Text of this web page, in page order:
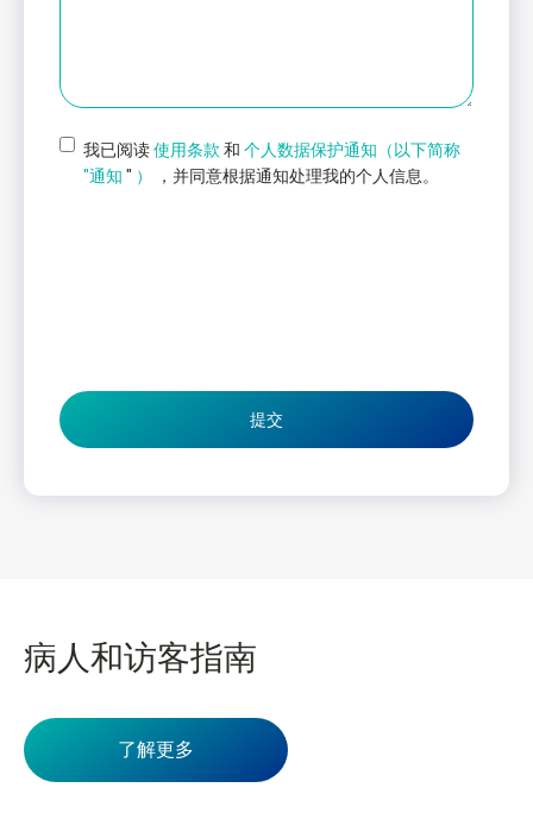
我已阅读使用条款 和 个人数据保护通知（以下简称
"通知 " ） ，并同意根据通知处理我的个人信息。
提交
病人和访客指南
了解更多